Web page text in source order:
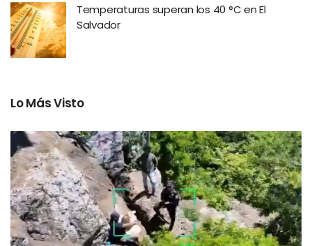
Temperaturas superan los 40 °C en El
Salvador
Lo Más Visto